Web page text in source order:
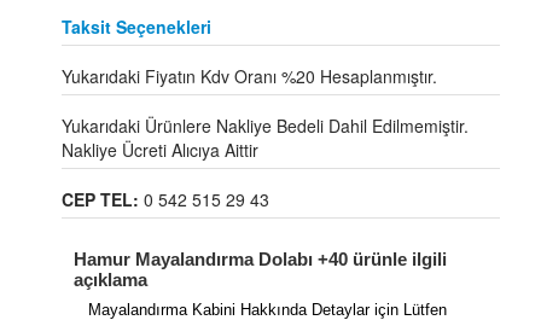
Taksit Seçenekleri
Yukarıdaki Fiyatın Kdv Oranı %20 Hesaplanmıştır.
Yukarıdaki Ürünlere Nakliye Bedeli Dahil Edilmemiştir.
Nakliye Ücreti Alıcıya Aittir
CEP TEL: 0 542 515 29 43
Hamur Mayalandırma Dolabı +40 ürünle ilgili
açıklama
Mayalandırma Kabini Hakkında Detaylar için Lütfen